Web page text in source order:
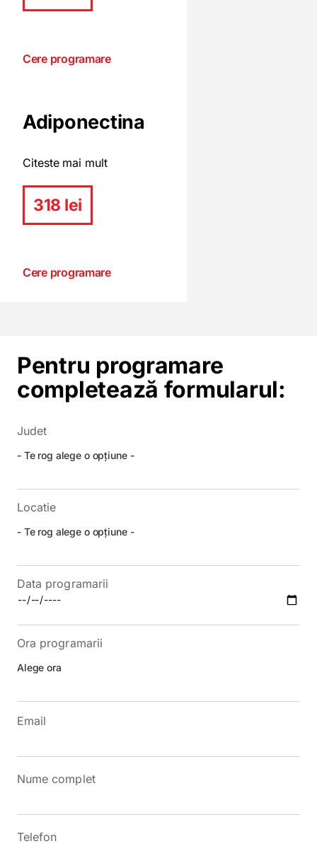
Cere programare
Adiponectina
Citeste mai mult
318 lei
Cere programare
Pentru programare
completează formularul:
Judet
Locatie
Data programarii
Ora programarii
Email
Nume complet
Telefon